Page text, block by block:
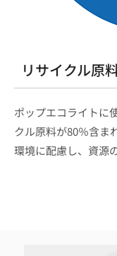
リサイクル原
ポップエコライトに
クル原料が80％含ま
環境に配慮し、資源